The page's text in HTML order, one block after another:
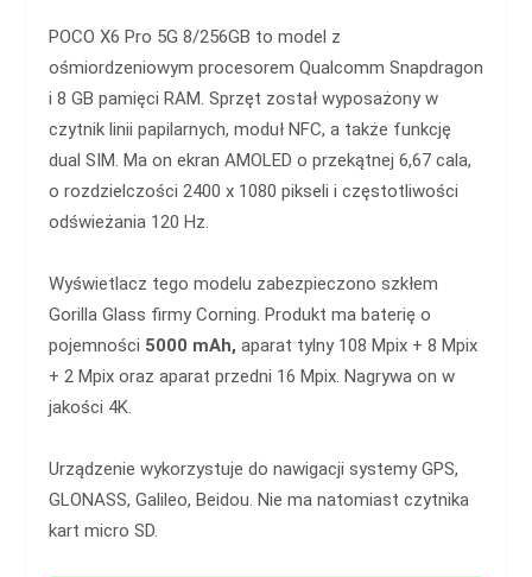
POCO X6 Pro 5G 8/256GB to model z
ośmiordzeniowym procesorem Qualcomm Snapdragon
i 8 GB pamięci RAM. Sprzęt został wyposażony w
czytnik linii papilarnych, moduł NFC, a także funkcję
dual SIM. Ma on ekran AMOLED o przekątnej 6,67 cala,
o rozdzielczości 2400 x 1080 pikseli i częstotliwości
odświeżania 120 Hz.
Wyświetlacz tego modelu zabezpieczono szkłem
Gorilla Glass firmy Corning. Produkt ma baterię o
pojemności 5000 mAh, aparat tylny 108 Mpix + 8 Mpix
+ 2 Mpix oraz aparat przedni 16 Mpix. Nagrywa on w
jakości 4K.
Urządzenie wykorzystuje do nawigacji systemy GPS,
GLONASS, Galileo, Beidou. Nie ma natomiast czytnika
kart micro SD.